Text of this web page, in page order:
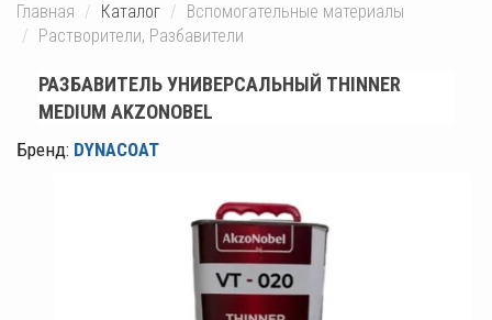
Главная Каталог
Вспомогательные материалы
Растворители, Разбавители
РАЗБАВИТЕЛЬ УНИВЕРСАЛЬНЫЙ THINNER
MEDIUM AKZONOBEL
Бренд: DYNACOAT